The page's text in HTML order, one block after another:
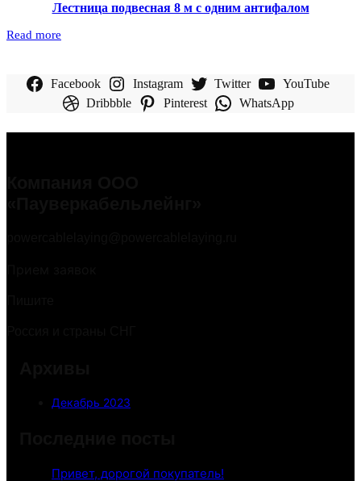
Лестница подвесная 8 м с одним антифалом
Read more
Facebook Instagram Twitter
YouTube
Dribbble
Pinterest WhatsApp
Декабрь 2023
Привет, дорогой покупатель!